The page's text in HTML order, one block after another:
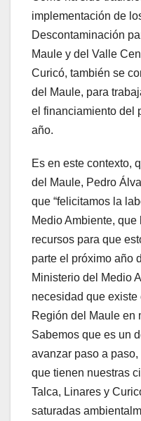
implementación de
Descontaminación
Maule y del Valle
Curicó, también se
del Maule, para
el financiamiento del
año.
Es en este contexto,
del Maule, Pedro
que “felicitamos la
Medio Ambiente,
recursos para que
parte el próximo año
Ministerio del Medio
necesidad que
Región del Maule en
Sabemos que es un
avanzar paso a
que tienen nuestras
Talca, Linares y
saturadas